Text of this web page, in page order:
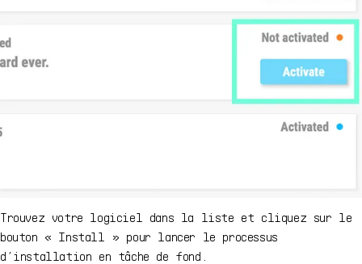
Trouvez votre logiciel dans la liste et cliquez sur le
bouton « Install » pour lancer le processus
d’installation en tâche de fond.